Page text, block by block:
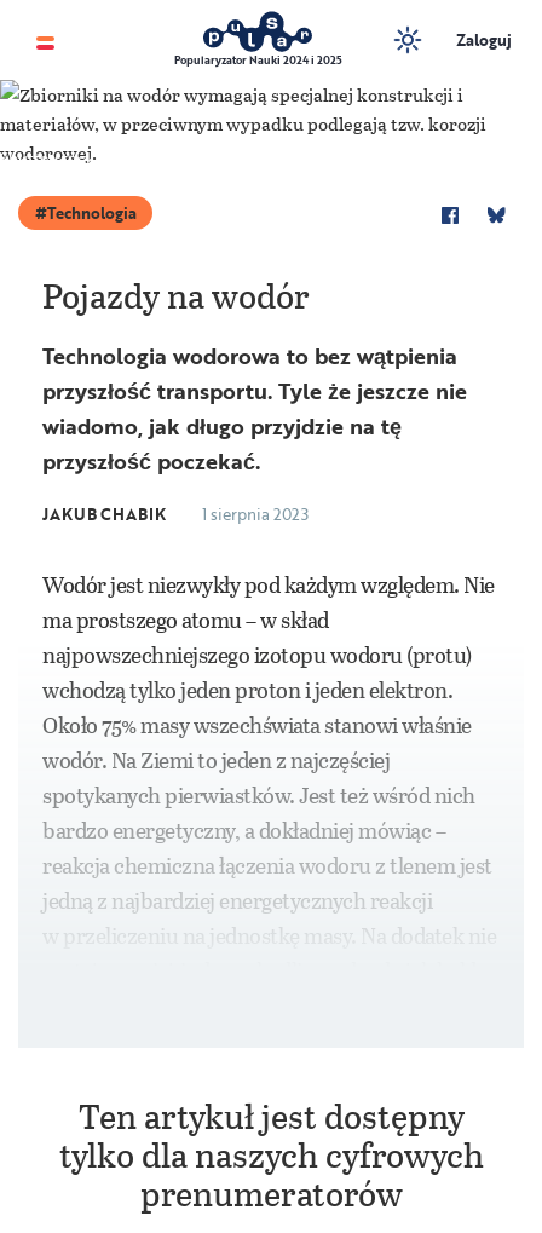
Popularyzator Nauki 2024 i 2025
Zaloguj
Shutterstock
Technologia
Pojazdy na wodór
Technologia wodorowa to bez wątpienia
przyszłość transportu. Tyle że jeszcze nie
wiadomo, jak długo przyjdzie na tę
przyszłość poczekać.
JAKUB CHABIK 1 sierpnia 2023
Wodór jest niezwykły pod każdym względem. Nie
ma prostszego atomu – w skład
najpowszechniejszego izotopu wodoru (protu)
wchodzą tylko jeden proton i jeden elektron.
Około 75% masy wszechświata stanowi właśnie
wodór. Na Ziemi to jeden z najczęściej
spotykanych pierwiastków. Jest też wśród nich
bardzo energetyczny, a dokładniej mówiąc –
reakcja chemiczna łączenia wodoru z tlenem jest
jedną z najbardziej energetycznych reakcji
w przeliczeniu na jednostkę masy. Na dodatek nie
Ten artykuł jest dostępny
tylko dla naszych cyfrowych
prenumeratorów